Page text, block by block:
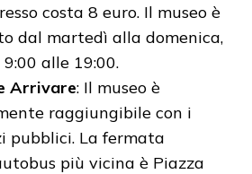
costa 8 euro. Il museo è
dal martedì alla domenica,
alle 19:00.
Arrivare: Il museo è
raggiungibile con i
pubblici. La fermata
più vicina è Piazza